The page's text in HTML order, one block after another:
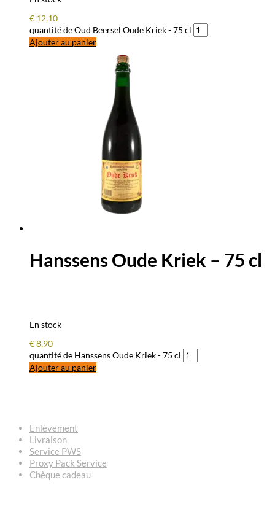
€ 12,10
quantité de Oud Beersel Oude Kriek - 75 cl
Ajouter au panier
Hanssens Oude Kriek – 75 cl
En stock
€8,90
quantité de Hanssens Oude Kriek - 75 cl
Ajouter au panier
Enlèvement
Livraison
Service PWS
Proxy Pack Service
Chèque cadeau